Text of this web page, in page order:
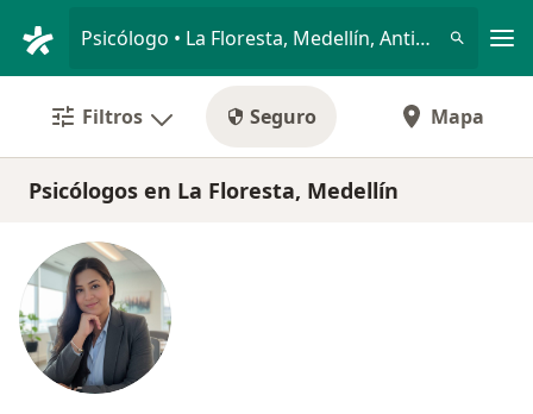
Psicólogo • La Floresta, Medellín, Antioquia
Filtros Seguro Mapa
Psicólogos en La Floresta, Medellín